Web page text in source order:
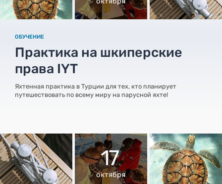
ОБУЧЕНИЕ
Практика на шкиперские
права IYT
Яхтенная практика в Турции для тех, кто планирует
путешествовать по всему миру на парусной яхте!
17
октября